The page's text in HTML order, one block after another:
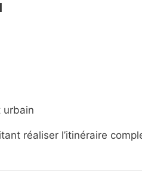
urbain
réaliser l’itinéraire